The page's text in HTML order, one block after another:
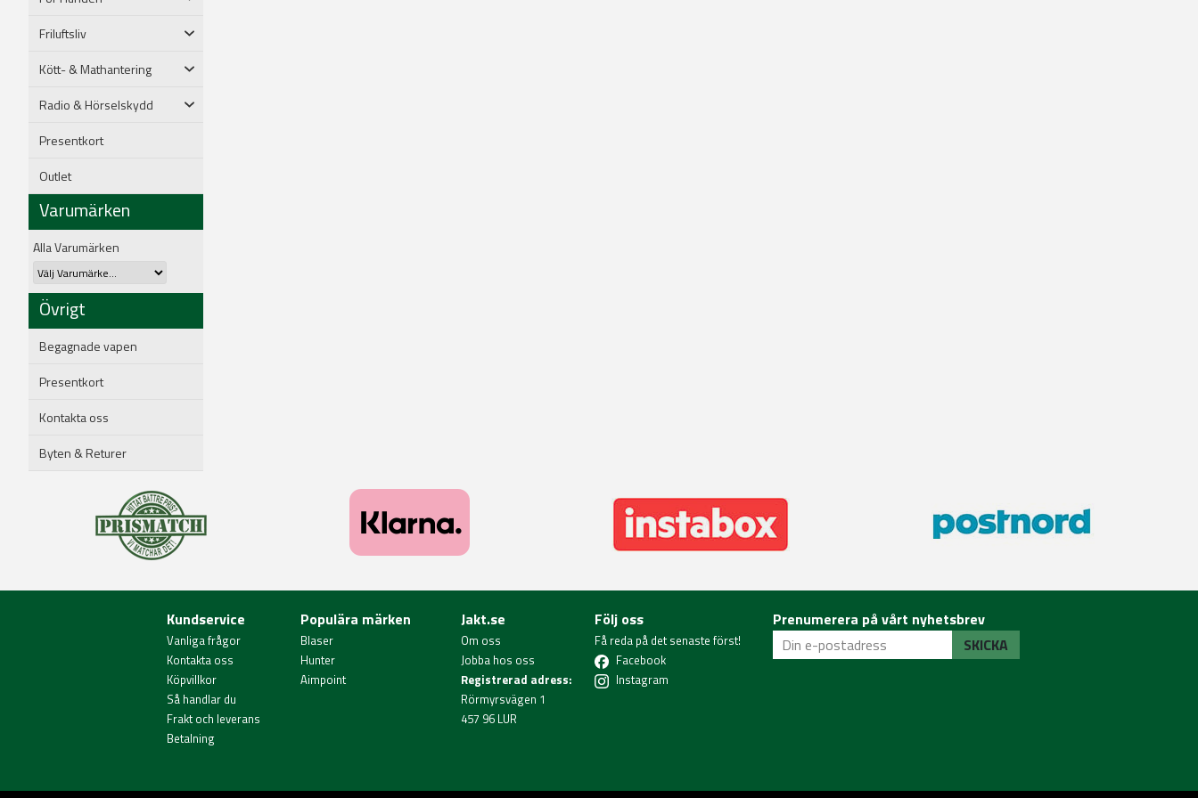
Friluftsliv
Kött- & Mathantering
Radio & Hörselskydd
Presentkort
Outlet
Varumärken
Alla Varumärken
Övrigt
Begagnade vapen
Presentkort
Kontakta oss
Byten & Returer
Kundservice
Vanliga frågor
Kontakta oss
Köpvillkor
Så handlar du
Frakt och leverans
Betalning
Populära märken
Blaser
Hunter
Aimpoint
Jakt.se
Om oss
Jobba hos oss
Registrerad adress:
Rörmyrsvägen 1
457 96 LUR
Följ oss
Få reda på det senaste först!
Facebook
Instagram
Prenumerera på vårt nyhetsbrev
SKICKA